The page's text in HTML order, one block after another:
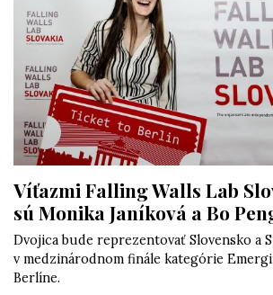
Víťazmi Falling Walls Lab
sú Monika Janíková a Bo
Dvojica bude reprezentovať Slovensko a
v medzinárodnom finále kategórie
Berlíne.